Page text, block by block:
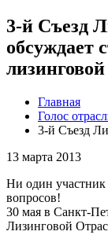
3-й Съезд
обсуждает
Главная
Голос
3-й Съезд
13 марта 2013
Ни один участник
вопросов!
30 мая в Санкт-
Лизинговой